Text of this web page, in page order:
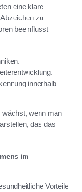
eine klare
zu
beeinflusst
innerhalb
wächst, wenn man
das das
im
Vorteile